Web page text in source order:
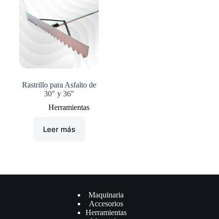
Rastrillo para Asfalto de
30″ y 36″
Herramientas
Leer más
Maquinaria
Accesorios
Herramientas